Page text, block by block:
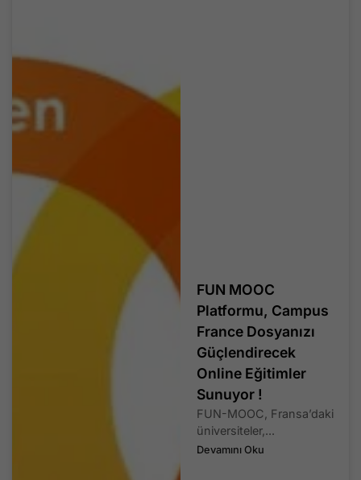
FUN MOOC
Platformu, Campus
France Dosyanızı
Güçlendirecek
Online Eğitimler
Sunuyor !
FUN-MOOC, Fransa’daki
üniversiteler,...
Devamını Oku